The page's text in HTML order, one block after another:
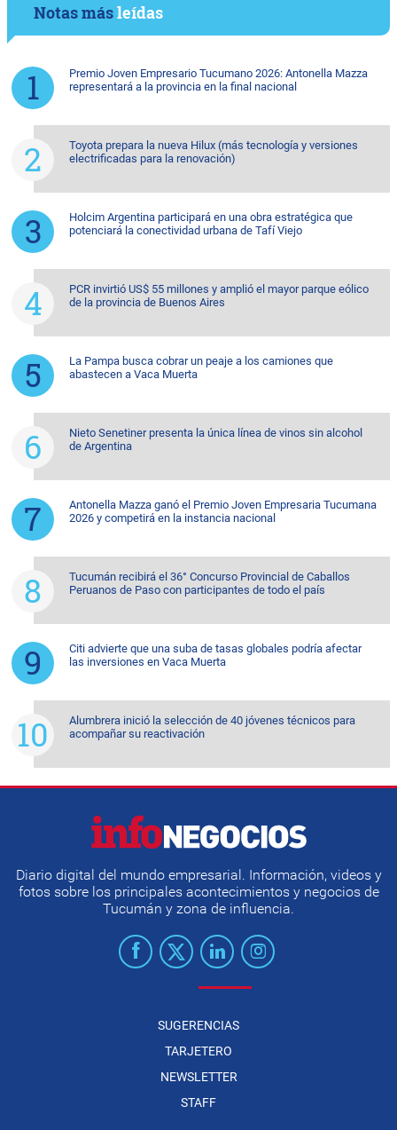
Notas másleídas
Premio Joven Empresario Tucumano 2026: Antonella Mazza
representará a la provincia en la final nacional
Toyota prepara la nueva Hilux (más tecnología y versiones
electrificadas para la renovación)
Holcim Argentina participará en una obra estratégica que
potenciará la conectividad urbana de Tafí Viejo
PCR invirtió US$ 55 millones y amplió el mayor parque eólico
de la provincia de Buenos Aires
La Pampa busca cobrar un peaje a los camiones que
abastecen a Vaca Muerta
Nieto Senetiner presenta la única línea de vinos sin alcohol
de Argentina
Antonella Mazza ganó el Premio Joven Empresaria Tucumana
2026 y competirá en la instancia nacional
Tucumán recibirá el 36° Concurso Provincial de Caballos
Peruanos de Paso con participantes de todo el país
Citi advierte que una suba de tasas globales podría afectar
las inversiones en Vaca Muerta
Alumbrera inició la selección de 40 jóvenes técnicos para
acompañar su reactivación
Diario digital del mundo empresarial. Información, videos y
fotos sobre los principales acontecimientos y negocios de
Tucumán y zona de influencia.
SUGERENCIAS
TARJETERO
NEWSLETTER
STAFF